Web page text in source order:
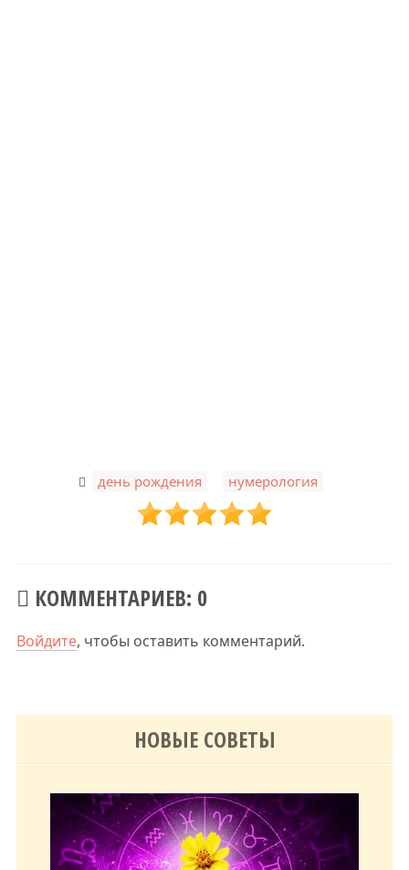
день рождения нумерология
КОММЕНТАРИЕВ: 0
Войдите, чтобы оставить комментарий.
НОВЫЕ СОВЕТЫ